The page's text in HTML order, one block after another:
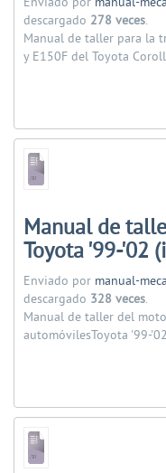
Enviado por manual-
descargado 278 veces.
Manual de taller para la
y E150F del Toyota
Manual de
Toyota '99-'02
Enviado por manual-
descargado 328 veces.
Manual de taller del
automóvilesToyota '99-